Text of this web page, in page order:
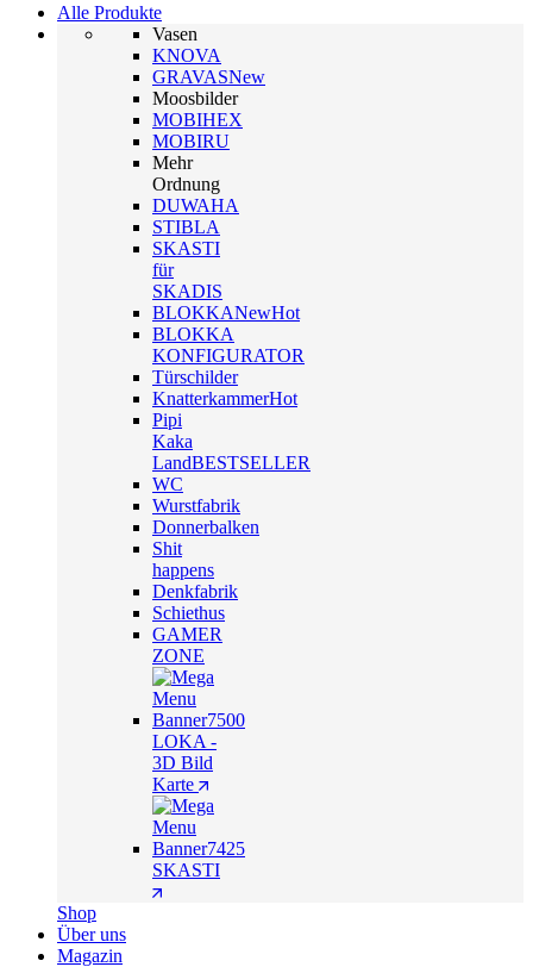
Alle Produkte
Vasen
KNOVA
GRAVASNew
Moosbilder
MOBIHEX
MOBIRU
Mehr
Ordnung
DUWAHA
STIBLA
SKASTI
für
SKADIS
BLOKKANewHot
BLOKKA
KONFIGURATOR
Türschilder
KnatterkammerHot
Pipi
Kaka
LandBESTSELLER
WC
Wurstfabrik
Donnerbalken
Shit
happens
Denkfabrik
Schiethus
GAMER
ZONE
LOKA -
3D Bild
Karte
SKASTI
Shop
Über uns
Magazin